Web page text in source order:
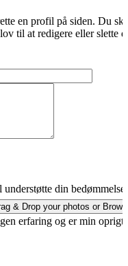
en profil på siden. Du
til at redigere eller slette
din bedømmelse.
& Drop your photos or
erfaring og er min